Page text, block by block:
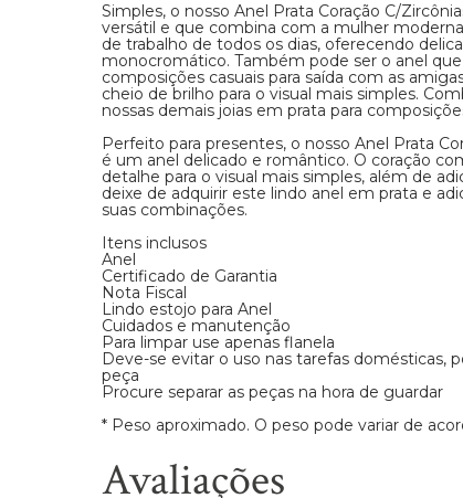
Simples, o nosso Anel Prata Coração C/
versátil e que combina com a mulher
de trabalho de todos os dias, oferecendo
monocromático. Também pode ser o anel
composições casuais para saída com as
cheio de brilho para o visual mais simples.
nossas demais joias em prata para
Perfeito para presentes, o nosso Anel Prata
é um anel delicado e romântico. O coração
detalhe para o visual mais simples, além de
deixe de adquirir este lindo anel em prata e
suas combinações.
Itens inclusos
Anel
Certificado de Garantia
Nota Fiscal
Lindo estojo para Anel
Cuidados e manutenção
Para limpar use apenas flanela
Deve-se evitar o uso nas tarefas domésticas,
peça
Procure separar as peças na hora de guardar
* Peso aproximado. O peso pode variar de
Avaliações